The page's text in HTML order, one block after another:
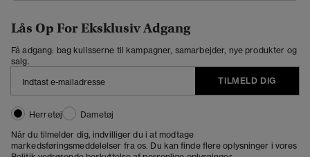
Lås Op For Eksklusiv Adgang
Få adgang: bag kulisserne til kampagner, samarbejder, nye produkter og
salg.
TILMELD DIG
Herretøj
Dametøj
Når du tilmelder dig, indvilliger du i at modtage
markedsføringsmeddelelser fra os. Du kan finde flere oplysninger i vores